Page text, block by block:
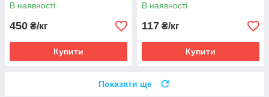
В наявності
450 ₴/кг
Купити
В наявності
117 ₴/кг
Купити
Показати ще